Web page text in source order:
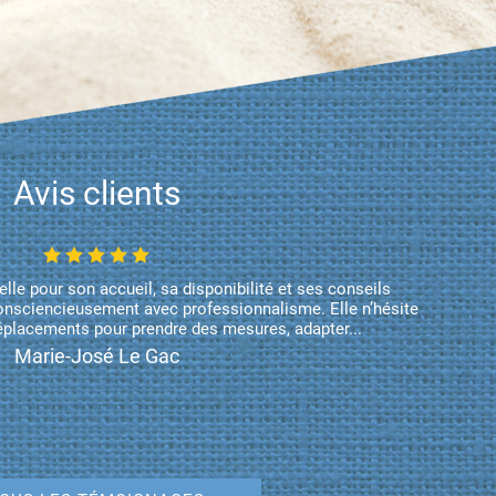
Avis clients
pour son accueil, sa disponibilité et ses conseils
avec professionnalisme. Elle n’hésite
pour prendre des mesures, adapter...
Marie-José Le Gac